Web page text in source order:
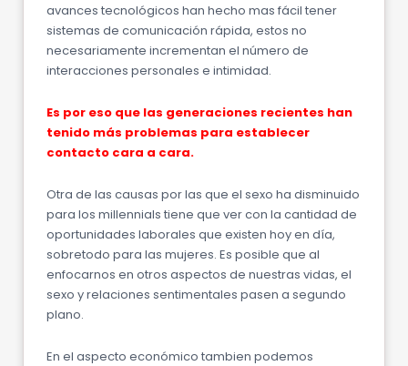
avances tecnológicos han hecho mas fácil tener
sistemas de comunicación rápida, estos no
necesariamente incrementan el número de
interacciones personales e intimidad.
Es por eso que las generaciones recientes han
tenido más problemas para establecer
contacto cara a cara.
Otra de las causas por las que el sexo ha disminuido
para los millennials tiene que ver con la cantidad de
oportunidades laborales que existen hoy en día,
sobretodo para las mujeres. Es posible que al
enfocarnos en otros aspectos de nuestras vidas, el
sexo y relaciones sentimentales pasen a segundo
plano.
En el aspecto económico tambien podemos